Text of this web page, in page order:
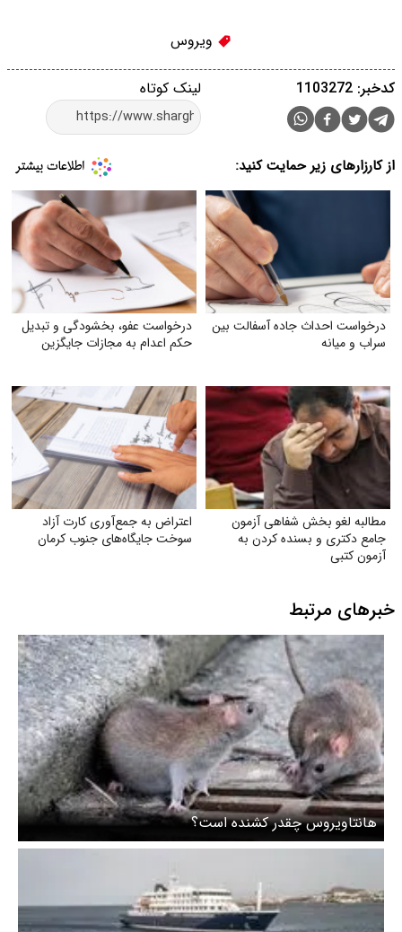
ویروس
لینک کوتاه کدخبر: 1103272
از کارزارهای زیر حمایت کنید:
درخواست احداث جاده آسفالت بین
سراب و میانه
درخواست عفو، بخشودگی و تبدیل
حکم اعدام به مجازات جایگزین
مطالبه لغو بخش شفاهی آزمون
جامع دکتری و بسنده کردن به
آزمون کتبی
اعتراض به جمع‌آوری کارت آزاد
سوخت جایگاه‌های جنوب کرمان
خبرهای مرتبط
هانتاویروس چقدر کشنده است؟